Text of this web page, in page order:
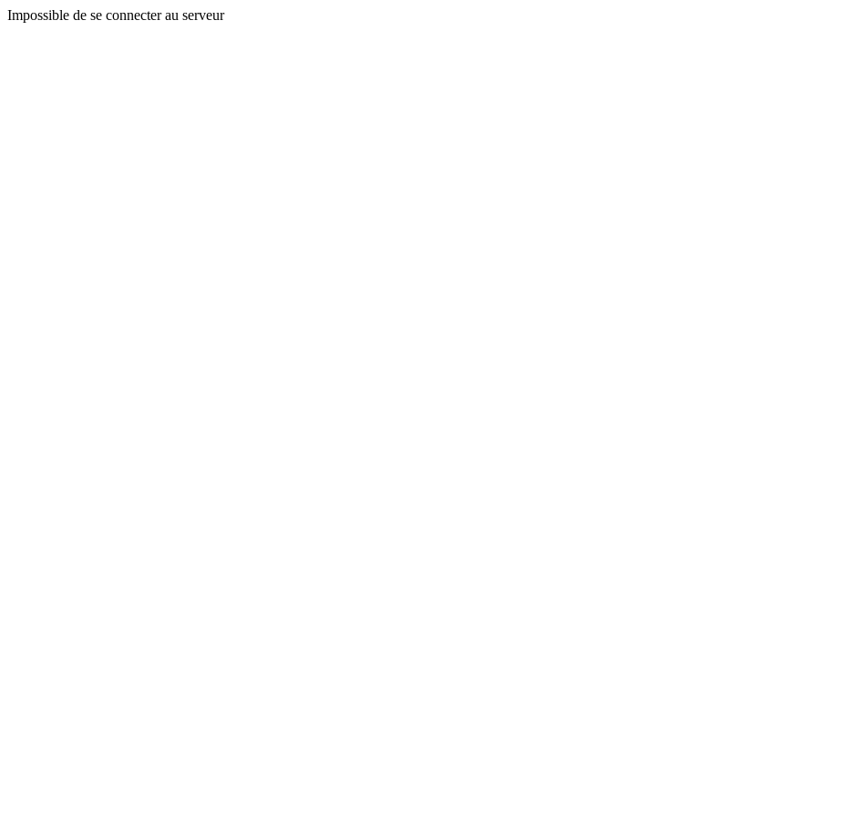
Impossible de se connecter au serveur